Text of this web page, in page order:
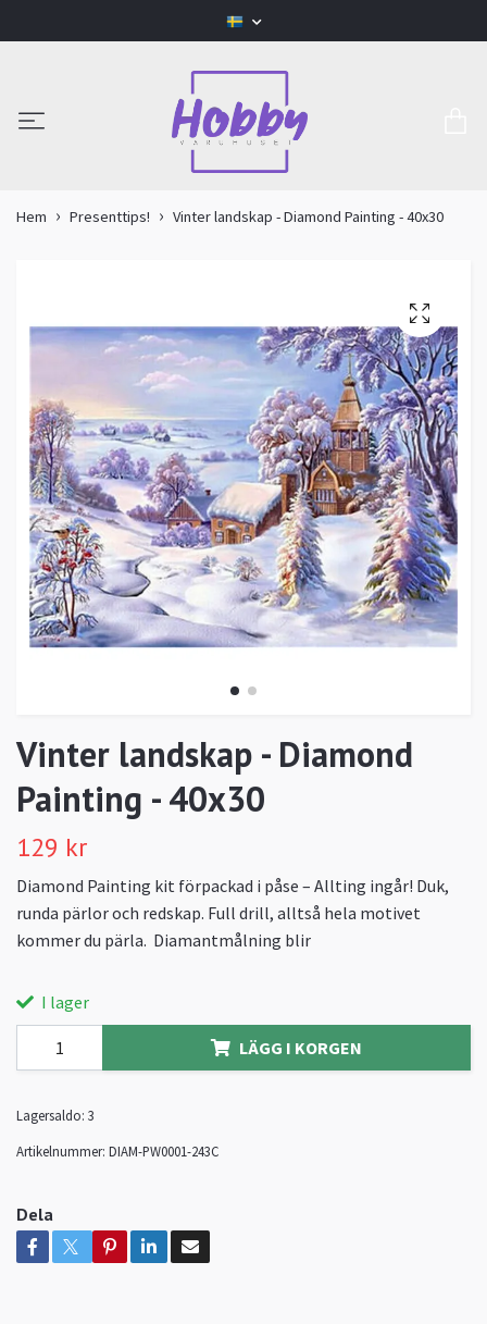
Hem Presenttips! Vinter landskap - Diamond Painting - 40x30
Vinter landskap - Diamond
Painting - 40x30
129 kr
Diamond Painting kit förpackad i påse – Allting ingår! Duk,
runda pärlor och redskap. Full drill, alltså hela motivet
kommer du pärla. Diamantmålning blir
I lager
LÄGG I KORGEN
Lagersaldo: 3
Artikelnummer: DIAM-PW0001-243C
Dela